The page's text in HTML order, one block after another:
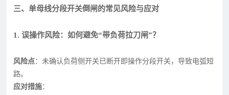
三、单母线分段开关倒闸的常见风险与应对
1. 误操作风险：如何避免“带负荷拉刀闸”？
风险点：未确认负荷侧开关已断开即操作分段开关，导致电弧短
路。
应对措施：